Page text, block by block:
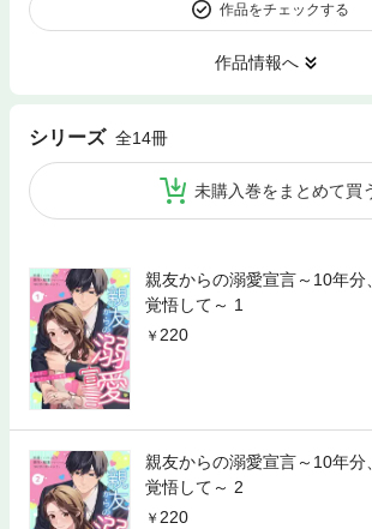
作品をチェックする
作品情報へ
シリーズ 全14冊
未購入巻をまとめて買
親友からの溺愛宣言～10年分
覚悟して～ 1
220
親友からの溺愛宣言～10年分
覚悟して～ 2
220